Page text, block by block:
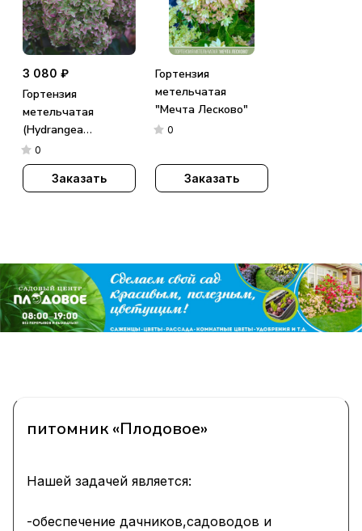
3 080 ₽
Гортензия
метельчатая
(Hydrangea
paniculata)
«Metallica»
0
Заказать
Гортензия
метельчатая
"Мечта Лесково"
0
Заказать
питомник «Плодовое»
Нашей задачей является:
-обеспечение дачников,садоводов и